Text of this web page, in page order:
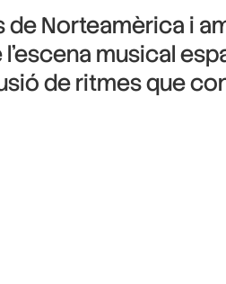
Norteamèrica i
musical
de ritmes que